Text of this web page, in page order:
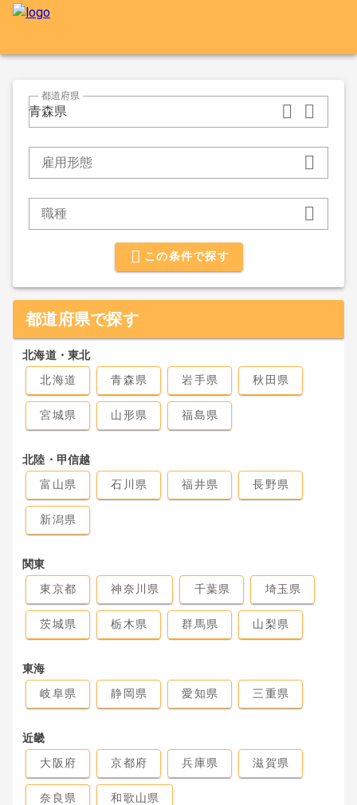
青森県
都道府県
雇用形態
職種
この条件で探す
都道府県で探す
北海道・東北
北海道
青森県 岩手県 秋田県
宮城県 山形県 福島県
北陸・甲信越
富山県
石川県 福井県 長野県
新潟県
関東
東京都
神奈川県 千葉県 埼玉県
茨城県 栃木県 群馬県 山梨県
東海
岐阜県
静岡県 愛知県 三重県
近畿
大阪府
京都府 兵庫県 滋賀県
奈良県 和歌山県